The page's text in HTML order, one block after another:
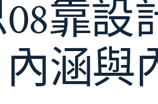
靠設
內涵與